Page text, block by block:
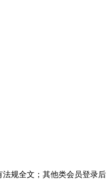
规全文；其他类会员登录后